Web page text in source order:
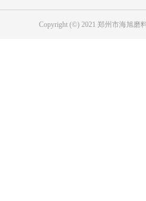
Copyright (©) 2021 郑州市海旭